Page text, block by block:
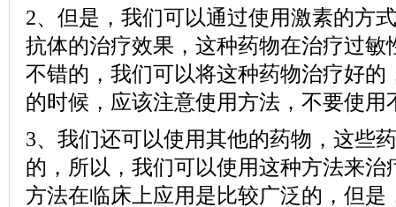
2、但是，我们可以通过使用激素的方
抗体的治疗效果，这种药物在治疗过敏
不错的，我们可以将这种药物治疗好的
的时候，应该注意使用方法，不要使用
3、我们还可以使用其他的药物，这些
的，所以，我们可以使用这种方法来治
方法在临床上应用是比较广泛的，但是